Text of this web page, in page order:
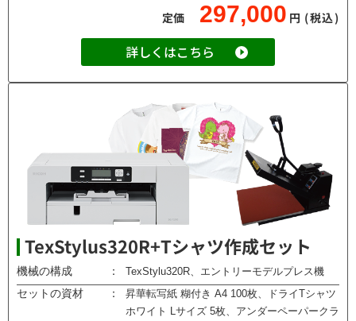
定価 297,000 円 (税込)
詳しくはこちら
TexStylus320R+Tシャツ作成セット
機械の構成 ： TexStylu320R、エントリーモデルプレス機
セットの資材 ：
昇華転写紙 糊付き A4 100枚、ドライTシャツ
ホワイト Lサイズ 5枚、アンダーペーパークラ